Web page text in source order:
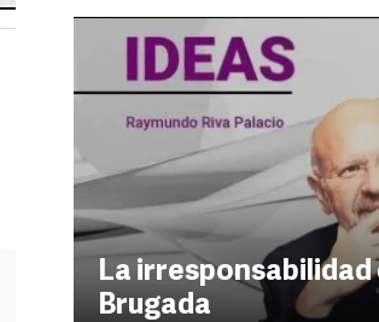
La irresponsabilidad
Brugada